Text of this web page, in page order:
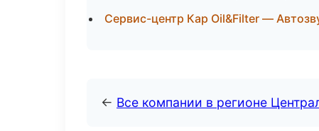
Сервис-центр Кар Oil&Filter —
← Все компании в регионе